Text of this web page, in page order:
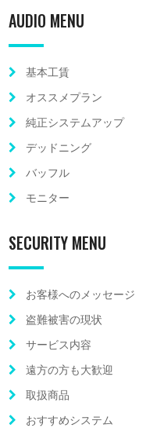
AUDIO MENU
基本工賃
オススメプラン
純正システムアップ
デッドニング
バッフル
モニター
SECURITY MENU
お客様へのメッセージ
盗難被害の現状
サービス内容
遠方の方も大歓迎
取扱商品
おすすめシステム